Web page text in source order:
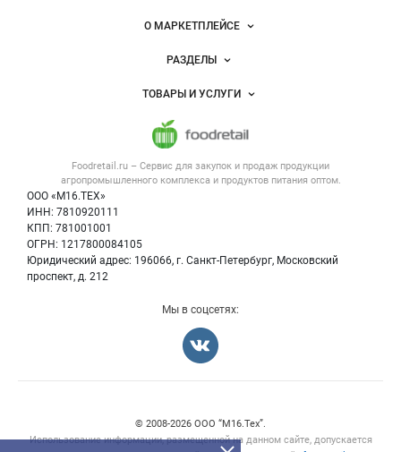
Важные разделы и контакты
Foodretail.ru – Сервис для закупок и продаж продукции
агропромышленного комплекса и продуктов питания оптом.
ООО «М16.ТЕХ»
ИНН: 7810920111
КПП: 781001001
ОГРН: 1217800084105
Юридический адрес: 196066, г. Санкт-Петербург, Московский
проспект, д. 212
Навигация по сайтуО МАРКЕТПЛЕЙСЕ
Новости Foodretail.ru
Размещение рекламы
Публичная оферта
Контактная информация
Политика обработки персональных данных
РАЗДЕЛЫ
Объявления
Новости рынка
Вакансии
ТОВАРЫ И УСЛУГИ
Напитки, соки, вода
Оборудование для пищепрома
Информация о компаниях
Мы в соцсетях:
© 2008‑2026 ООО “М16.Тех”.
Использование информации, размещенной на данном сайте, допускается